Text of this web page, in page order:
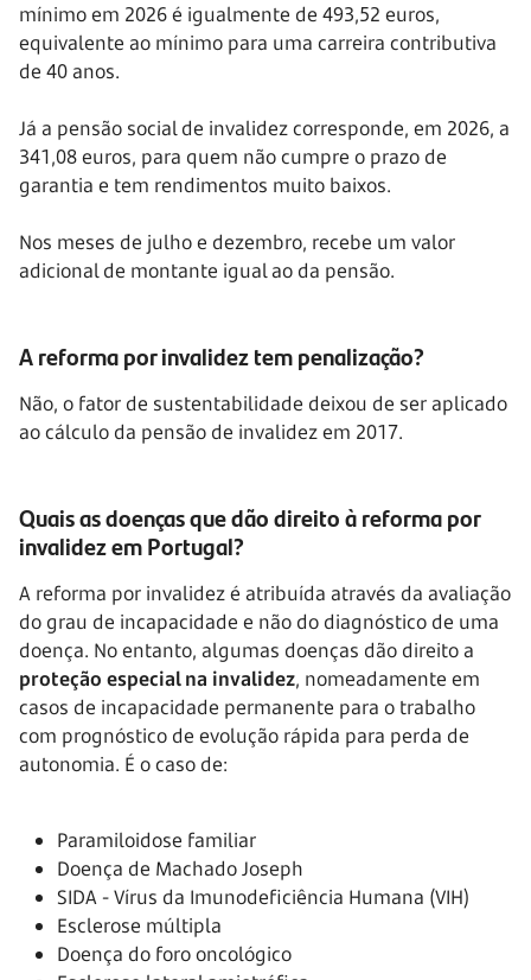
mínimo em 2026 é igualmente de 493,52 euros,
equivalente ao mínimo para uma carreira contributiva
de 40 anos.
Já a pensão social de invalidez corresponde, em 2026, a
341,08 euros, para quem não cumpre o prazo de
garantia e tem rendimentos muito baixos.
Nos meses de julho e dezembro, recebe um valor
adicional de montante igual ao da pensão.
A reforma por invalidez tem penalização?
Não, o fator de sustentabilidade deixou de ser aplicado
ao cálculo da pensão de invalidez em 2017.
Quais as doenças que dão direito à reforma por
invalidez em Portugal?
A reforma por invalidez é atribuída através da avaliação
do grau de incapacidade e não do diagnóstico de uma
doença. No entanto, algumas doenças dão direito a
proteção especial na invalidez, nomeadamente em
casos de incapacidade permanente para o trabalho
com prognóstico de evolução rápida para perda de
autonomia. É o caso de:
Paramiloidose familiar
Doença de Machado Joseph
SIDA - Vírus da Imunodeficiência Humana (VIH)
Esclerose múltipla
Doença do foro oncológico